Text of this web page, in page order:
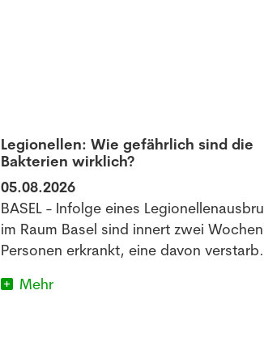
Legionellen: Wie gefährlich sind die
Bakterien wirklich?
05.08.2026
BASEL - Infolge eines
im Raum Basel sind innert zwei
Personen erkrankt, eine davon verstarb.
Mehr